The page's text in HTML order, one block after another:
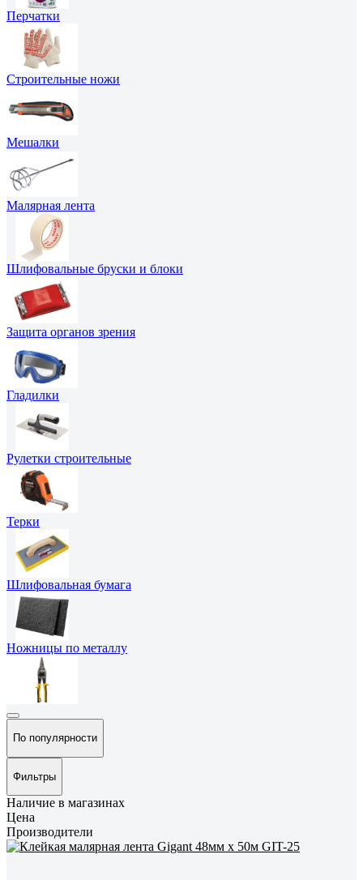
Перчатки
Строительные ножи
Мешалки
Малярная лента
Шлифовальные бруски и блоки
Защита органов зрения
Гладилки
Рулетки строительные
Терки
Шлифовальная бумага
Ножницы по металлу
По популярности
Фильтры
Наличие в магазинах
Цена
Производители